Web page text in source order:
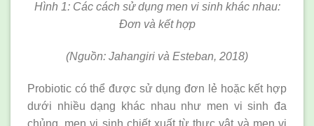
Hình 1: Các cách sử dụng men vi sinh khác nhau:
Đơn và kết hợp
(Nguồn: Jahangiri và Esteban, 2018)
Probiotic có thể được sử dụng đơn lẻ hoặc kết hợp
dưới nhiều dạng khác nhau như men vi sinh đa
chủng, men vi sinh chiết xuất từ thực vật và men vi